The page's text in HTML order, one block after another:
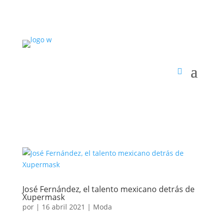
José Fernández, el talento mexicano detrás de
Xupermask
por | 16 abril 2021 | Moda